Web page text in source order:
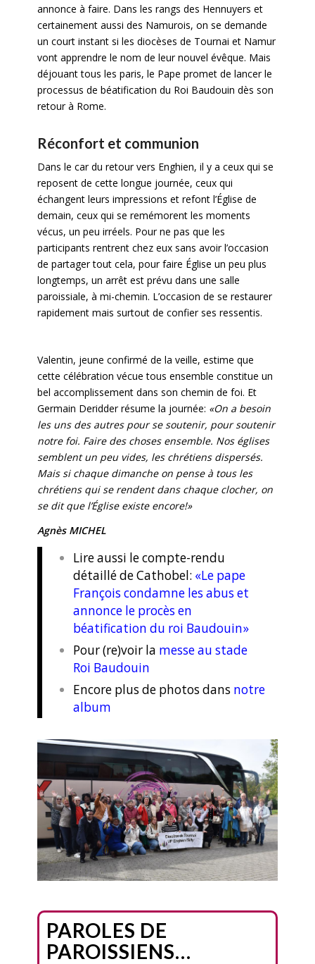
annonce à faire. Dans les rangs des Hennuyers et
certainement aussi des Namurois, on se demande
un court instant si les diocèses de Tournai et Namur
vont apprendre le nom de leur nouvel évêque. Mais
déjouant tous les paris, le Pape promet de lancer le
processus de béatification du Roi Baudouin dès son
retour à Rome.
Réconfort et communion
Dans le car du retour vers Enghien, il y a ceux qui se
reposent de cette longue journée, ceux qui
échangent leurs impressions et refont l’Église de
demain, ceux qui se remémorent les moments
vécus, un peu irréels. Pour ne pas que les
participants rentrent chez eux sans avoir l’occasion
de partager tout cela, pour faire Église un peu plus
longtemps, un arrêt est prévu dans une salle
paroissiale, à mi-chemin. L’occasion de se restaurer
rapidement mais surtout de confier ses ressentis.
Valentin, jeune confirmé de la veille, estime que
cette célébration vécue tous ensemble constitue un
bel accomplissement dans son chemin de foi. Et
Germain Deridder résume la journée: «On a besoin
les uns des autres pour se soutenir, pour soutenir
notre foi. Faire des choses ensemble. Nos églises
semblent un peu vides, les chrétiens dispersés.
Mais si chaque dimanche on pense à tous les
chrétiens qui se rendent dans chaque clocher, on
se dit que l’Église existe encore!»
Agnès MICHEL
Lire aussi le compte-rendu
détaillé de Cathobel: «Le pape
François condamne les abus et
annonce le procès en
béatification du roi Baudouin»
Pour (re)voir la messe au stade
Roi Baudouin
Encore plus de photos dans notre
album
PAROLES DE
PAROISSIENS…